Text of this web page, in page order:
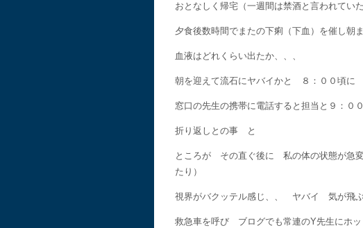
おとなしく帰宅（一週間は禁酒と言われていた
夕食後数時間でまたの下痢（下血）を催し朝
血液はどれくらい出たか、、、
朝を迎えて流石にヤバイかと ８：００頃に
窓口の先生の携帯に電話すると担当と９：０
折り返しとの事 と
ところが その直ぐ後に 私の体の状態が急
たり）
視界がバクッテル感じ、、 ヤバイ 気が飛ぶ
救急車を呼び ブログでも常連のY先生にホッ